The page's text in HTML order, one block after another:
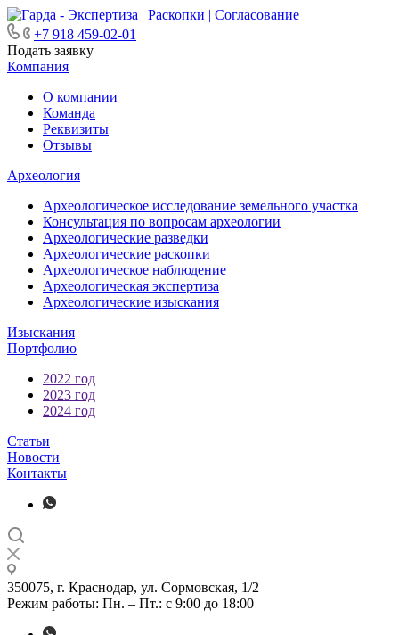
+7 918 459-02-01
Подать заявку
Компания
О компании
Команда
Реквизиты
Отзывы
Археология
Археологическое исследование земельного участка
Консультация по вопросам археологии
Археологические разведки
Археологические раскопки
Археологическое наблюдение
Археологическая экспертиза
Археологические изыскания
Изыскания
Портфолио
2022 год
2023 год
2024 год
Статьи
Новости
Контакты
350075, г. Краснодар, ул. Сормовская, 1/2
Режим работы: Пн. – Пт.: с 9:00 до 18:00